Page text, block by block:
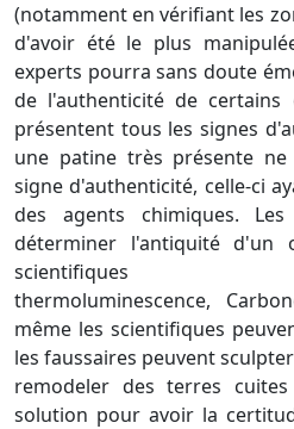
(notamment en vérifiant les
d'avoir été le plus
experts pourra sans doute
de l'authenticité de certains
présentent tous les signes
une patine très présente
signe d'authenticité, celle-ci
des agents chimiques.
déterminer l'antiquité d'un
scientifiques
thermoluminescence,
même les scientifiques
les faussaires peuvent
remodeler des terres
solution pour avoir la